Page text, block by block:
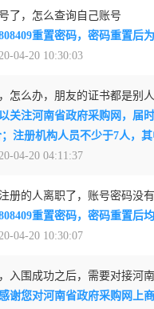
了，怎么查询自己账号
重置密码，密码重置后
04-20 10:30:03
怎么办，朋友的证书都是别
关注河南省政府采购网，届
注册机构人员不少于7人，
04-20 04:11:37
册的人离职了，账号密码没
重置密码，密码重置后
04-20 10:30:07
入围成功之后，需要对接河
谢您对河南省政府采购网上